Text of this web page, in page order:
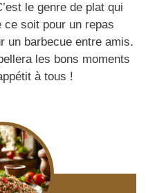
le genre de plat qui
soit pour un repas
un barbecue entre amis.
les bons moments
à tous !